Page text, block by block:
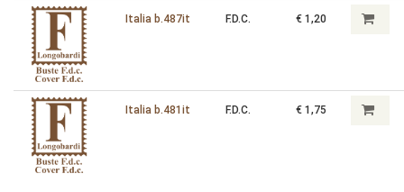
Italia b.487it F.D.C. € 1,20
Italia b.481it F.D.C. € 1,75